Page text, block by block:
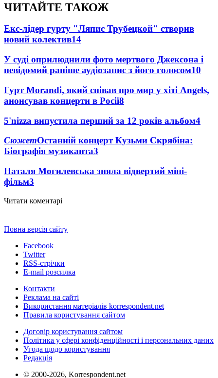
ЧИТАЙТЕ ТАКОЖ
Екс-лідер гурту "Ляпис Трубецкой" створив
новий колектив14
У суді оприлюднили фото мертвого Джексона і
невідомий раніше аудіозапис з його голосом10
Гурт Morandi, який співав про мир у хіті Angels,
анонсував концерти в Росії8
5'nizza випустила перший за 12 років альбом4
СюжетОстанній концерт Кузьми Скрябіна:
Біографія музиканта3
Наталя Могилевська зняла відвертий міні-
фільм3
Читати коментарі
Повна версія сайту
Facebook
Twitter
RSS-стрічки
E-mail розсилка
Контакти
Реклама на сайті
Використання матеріалів korrespondent.net
Правила користування сайтом
Договір користування сайтом
Політика у сфері конфіденційності і персональних даних
Угода щодо користування
Редакція
© 2000-2026, Korrespondent.net